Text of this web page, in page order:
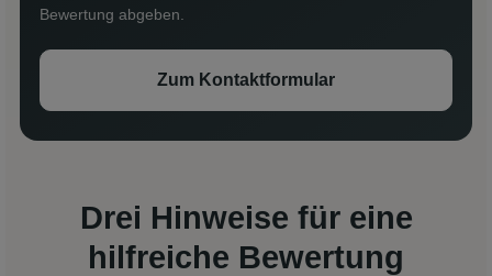
Bewertung abgeben.
Zum Kontaktformular
Drei Hinweise für eine
hilfreiche Bewertung